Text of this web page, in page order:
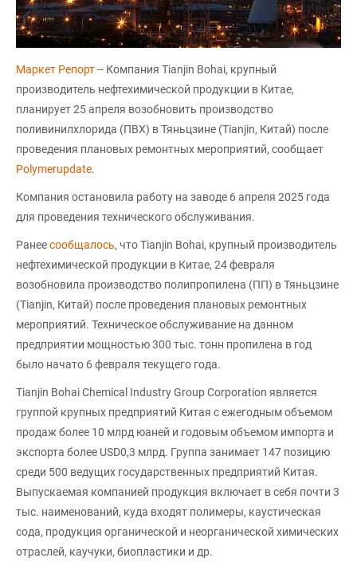
Маркет Репорт-- Компания Tianjin Bohai, крупный
производитель нефтехимической продукции в Китае,
планирует 25 апреля возобновить производство
поливинилхлорида (ПВХ) в Тяньцзине (Tianjin, Китай) после
проведения плановых ремонтных мероприятий, сообщает
Polymerupdate.
Компания остановила работу на заводе 6 апреля 2025 года
для проведения технического обслуживания.
Ранеесообщалось, что Tianjin Bohai, крупный производитель
нефтехимической продукции в Китае, 24 февраля
возобновила производство полипропилена (ПП) в Тяньцзине
(Tianjin, Китай) после проведения плановых ремонтных
мероприятий. Техническое обслуживание на данном
предприятии мощностью 300 тыс. тонн пропилена в год
было начато 6 февраля текущего года.
Tianjin Bohai Chemical Industry Group Corporation является
группой крупных предприятий Китая c ежегодным объемом
продаж более 10 млрд юаней и годовым объемом импорта и
экспорта более USD0,3 млрд. Группа занимает 147 позицию
среди 500 ведущих государственных предприятий Китая.
Выпускаемая компанией продукция включает в себя почти 3
тыс. наименований, куда входят полимеры, каустическая
сода, продукция органической и неорганической химических
отраслей, каучуки, биопластики и др.